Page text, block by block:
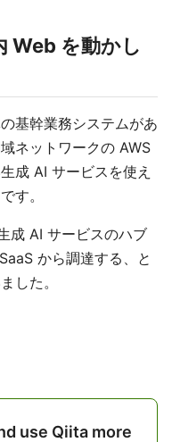
Web を動かし
基幹業務システムがあ
ネットワークの AWS
成 AI サービスを使え
す。
成 AI サービスのハブ
から調達する、と
した。
use Qiita more